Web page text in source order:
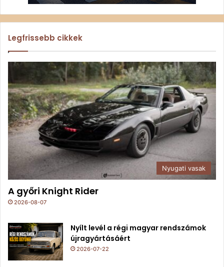
Legfrissebb cikkek
Nyugati vasak
A győri Knight Rider
2026-08-07
Nyílt levél a régi magyar rendszámok
újragyártásáért
2026-07-22